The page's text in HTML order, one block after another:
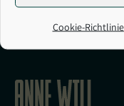
Cookie-Richtlinie